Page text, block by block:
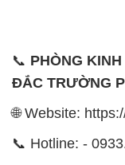
📞 PHÒNG
ĐẮC TRƯỜNG
🌐 Website:
📞 Hotline: -